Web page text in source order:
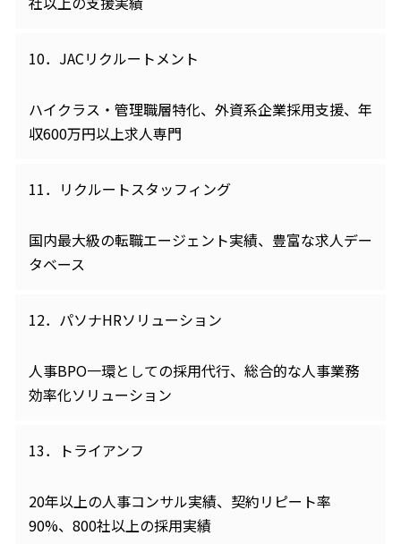
10．JACリクルートメント
ハイクラス・管理職層特化、外資系企業採用支援、年
収600万円以上求人専門
11．リクルートスタッフィング
国内最大級の転職エージェント実績、豊富な求人デー
タベース
12．パソナHRソリューション
人事BPO一環としての採用代行、総合的な人事業務
効率化ソリューション
13．トライアンフ
20年以上の人事コンサル実績、契約リピート率
90%、800社以上の採用実績